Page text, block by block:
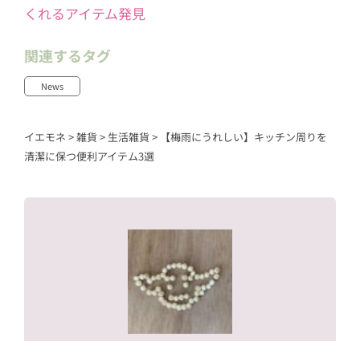
くれるアイテム発見
関連するタグ
News
イエモネ >雑貨 > 生活雑貨 > 【梅雨にうれしい】キッチン周りを
清潔に保つ便利アイテム3選